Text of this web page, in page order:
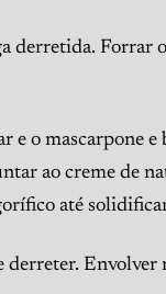
Forrar
e o mascarpone
ao creme de
até